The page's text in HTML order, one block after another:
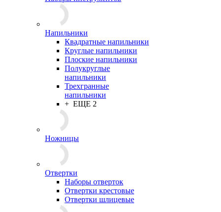
Напильники
Квадратные напильники
Круглые напильники
Плоские напильники
Полукруглые
напильники
Трехгранные
напильники
+ ЕЩЕ 2
Ножницы
Отвертки
Наборы отверток
Отвертки крестовые
Отвертки шлицевые